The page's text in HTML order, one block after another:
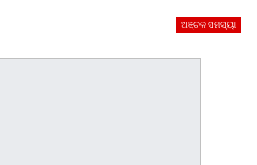
ଅଞ୍ଚଳ ସମସ୍ୟା